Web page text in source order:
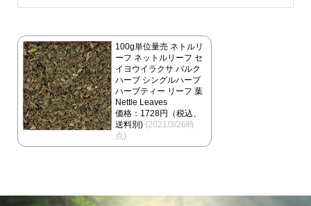
100g単位量売 ネトルリ
ーフ ネットルリーフ セ
イヨウイラクサ バルク
ハーブ シングルハーブ
ハーブティー リーフ 葉
Nettle Leaves
価格：1728円（税込、
送料別) (2021/3/26時
点)